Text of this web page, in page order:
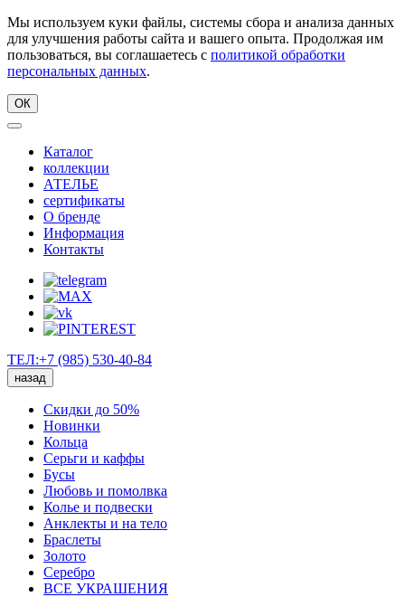
Мы используем куки файлы, системы сбора и анализа данных
для улучшения работы сайта и вашего опыта. Продолжая им
пользоваться, вы соглашаетесь с политикой обработки
персональных данных.
ОК
Каталог
коллекции
АТЕЛЬЕ
сертификаты
О бренде
Информация
Контакты
ТЕЛ:+7 (985) 530-40-84
назад
Скидки до 50%
Новинки
Кольца
Серьги и каффы
Бусы
Любовь и помолвка
Колье и подвески
Анклекты и на тело
Браслеты
Золото
Серебро
ВСЕ УКРАШЕНИЯ